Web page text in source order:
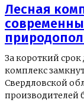
Лесная
За короткий
комплекс
Свердловской
производителей